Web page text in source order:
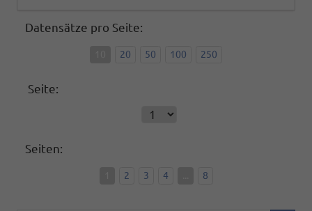
Datensätze pro Seite:
20 50 100 250
Seite:
Seiten:
2 3 4 8